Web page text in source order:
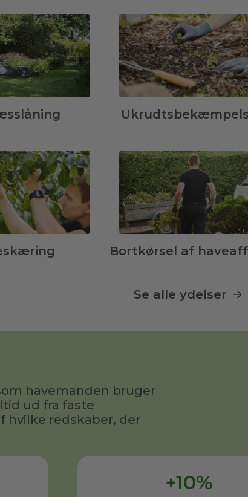
Bortkørsel af
Se alle ydelser
havemanden bruger
ud fra faste
hvilke redskaber, der
+10%